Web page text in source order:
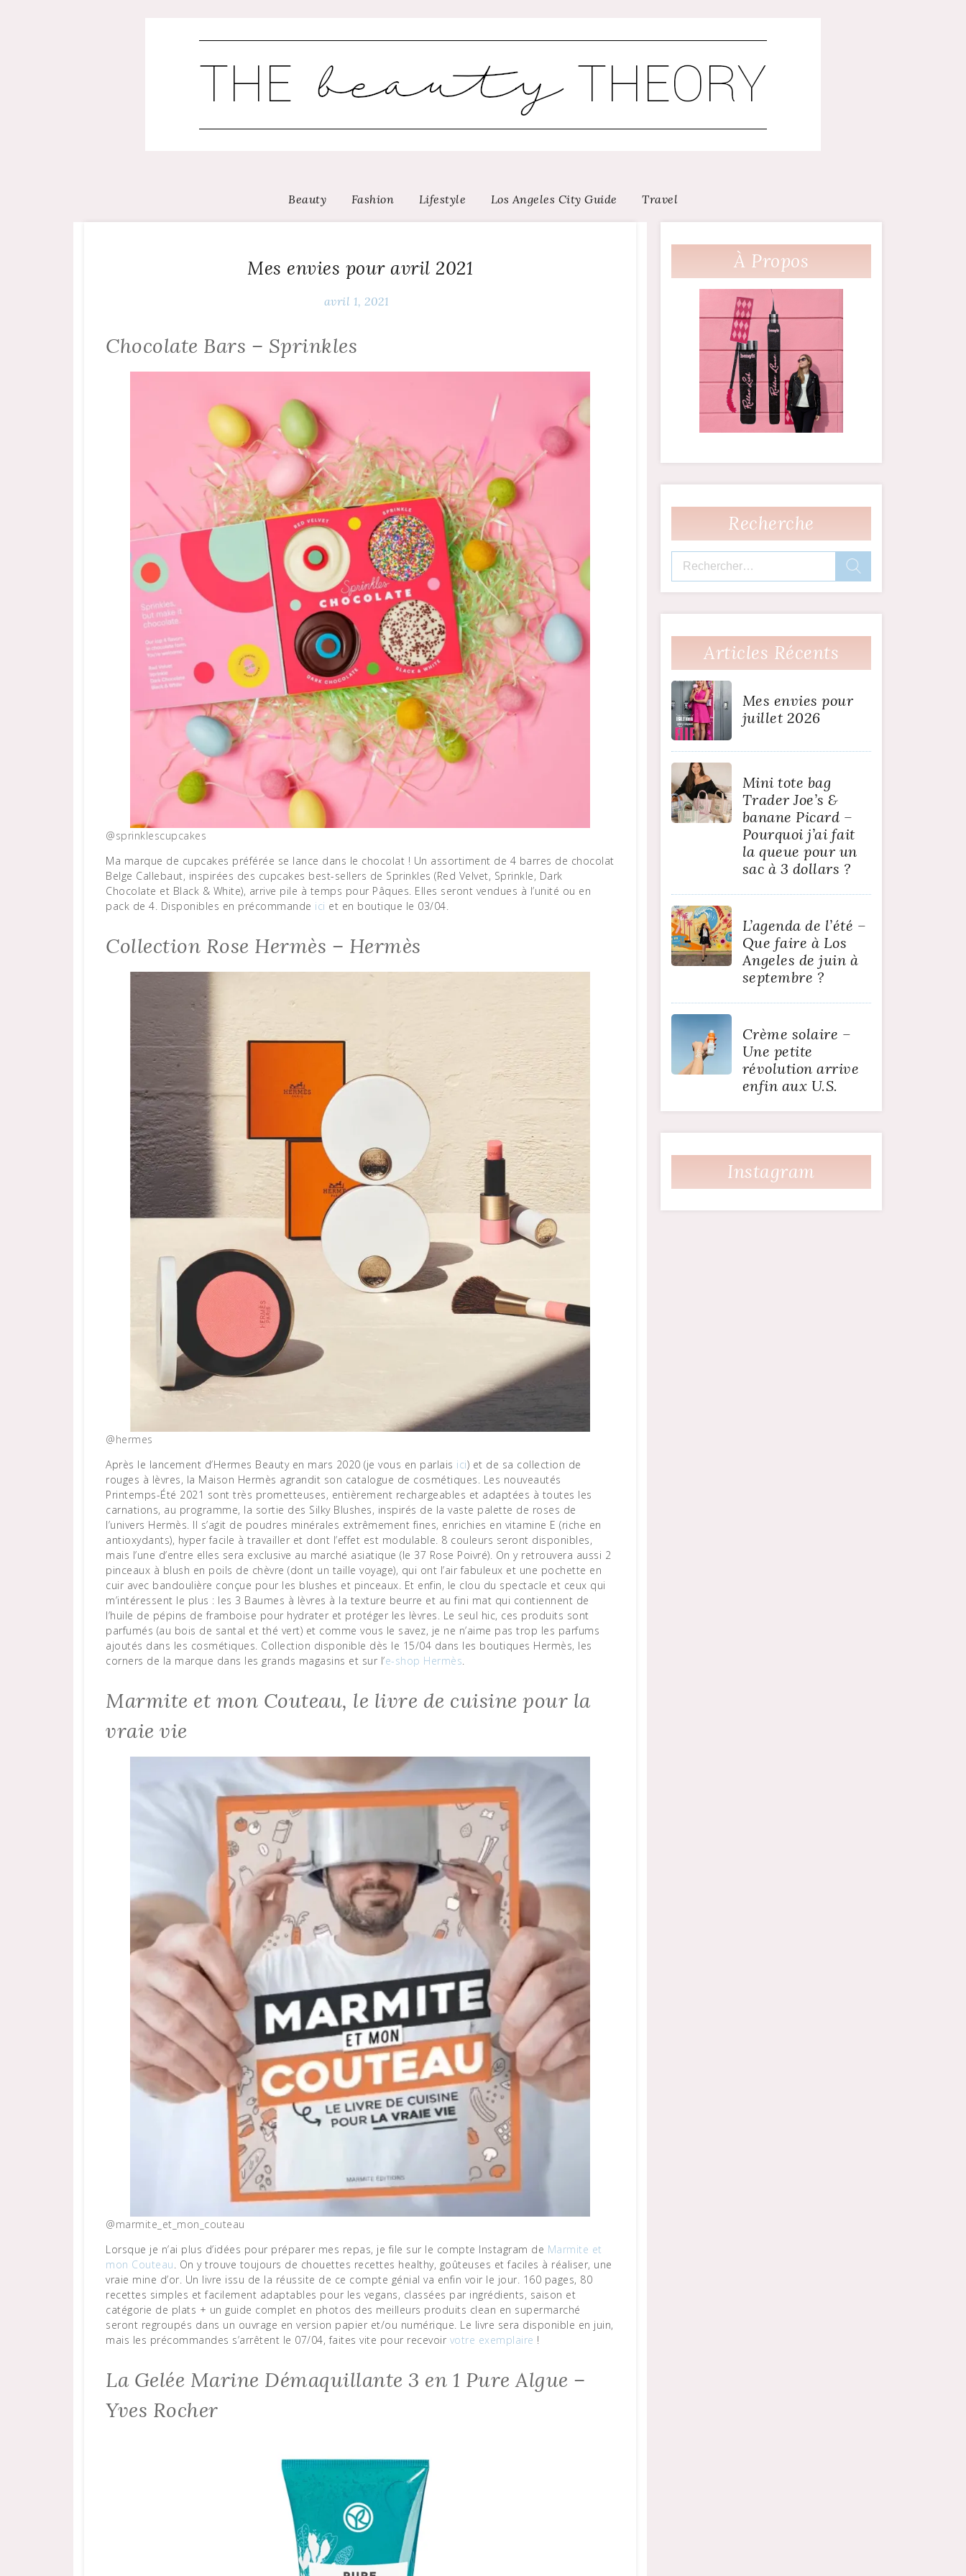
Beauty Fashion Lifestyle Los Angeles City Guide Travel
Mes envies pour avril 2021
avril 1, 2021
Chocolate Bars – Sprinkles
@sprinklescupcakes
Ma marque de cupcakes préférée se lance dans le chocolat ! Un assortiment de 4 barres de chocolat
Belge Callebaut, inspirées des cupcakes best-sellers de Sprinkles (Red Velvet, Sprinkle, Dark
Chocolate et Black & White), arrive pile à temps pour Pâques. Elles seront vendues à l’unité ou en
pack de 4. Disponibles en précommande ici et en boutique le 03/04.
Collection Rose Hermès – Hermès
@hermes
Après le lancement d’Hermes Beauty en mars 2020 (je vous en parlais ici) et de sa collection de
rouges à lèvres, la Maison Hermès agrandit son catalogue de cosmétiques. Les nouveautés
Printemps-Été 2021 sont très prometteuses, entièrement rechargeables et adaptées à toutes les
carnations, au programme, la sortie des Silky Blushes, inspirés de la vaste palette de roses de
l’univers Hermès. Il s’agit de poudres minérales extrêmement fines, enrichies en vitamine E (riche en
antioxydants), hyper facile à travailler et dont l’effet est modulable. 8 couleurs seront disponibles,
mais l’une d’entre elles sera exclusive au marché asiatique (le 37 Rose Poivré). On y retrouvera aussi 2
pinceaux à blush en poils de chèvre (dont un taille voyage), qui ont l’air fabuleux et une pochette en
cuir avec bandoulière conçue pour les blushes et pinceaux. Et enfin, le clou du spectacle et ceux qui
m’intéressent le plus : les 3 Baumes à lèvres à la texture beurre et au fini mat qui contiennent de
l’huile de pépins de framboise pour hydrater et protéger les lèvres. Le seul hic, ces produits sont
parfumés (au bois de santal et thé vert) et comme vous le savez, je ne n’aime pas trop les parfums
ajoutés dans les cosmétiques. Collection disponible dès le 15/04 dans les boutiques Hermès, les
corners de la marque dans les grands magasins et sur l’e-shop Hermès.
Marmite et mon Couteau, le livre de cuisine pour la
vraie vie
@marmite_et_mon_couteau
Lorsque je n’ai plus d’idées pour préparer mes repas, je file sur le compte Instagram de Marmite et
mon Couteau. On y trouve toujours de chouettes recettes healthy, goûteuses et faciles à réaliser, une
vraie mine d’or. Un livre issu de la réussite de ce compte génial va enfin voir le jour. 160 pages, 80
recettes simples et facilement adaptables pour les vegans, classées par ingrédients, saison et
catégorie de plats + un guide complet en photos des meilleurs produits clean en supermarché
seront regroupés dans un ouvrage en version papier et/ou numérique. Le livre sera disponible en juin,
mais les précommandes s’arrêtent le 07/04, faites vite pour recevoir votre exemplaire !
La Gelée Marine Démaquillante 3 en 1 Pure Algue –
Yves Rocher
À Propos
Recherche
Rechercher :
Articles Récents
Mes envies pour
juillet 2026
Mini tote bag
Trader Joe’s &
banane Picard –
Pourquoi j’ai fait
la queue pour un
sac à 3 dollars ?
L’agenda de l’été –
Que faire à Los
Angeles de juin à
septembre ?
Crème solaire –
Une petite
révolution arrive
enfin aux U.S.
Instagram